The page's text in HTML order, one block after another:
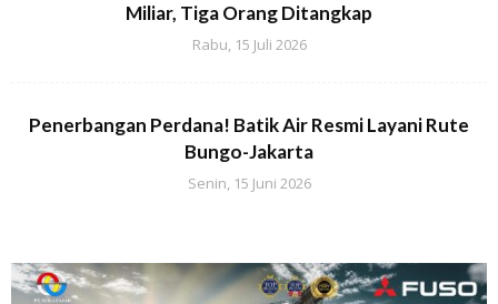
Miliar, Tiga Orang Ditangkap
Rabu, 15 Juli 2026
Penerbangan Perdana! Batik Air Resmi Layani Rute
Bungo-Jakarta
Senin, 15 Juni 2026